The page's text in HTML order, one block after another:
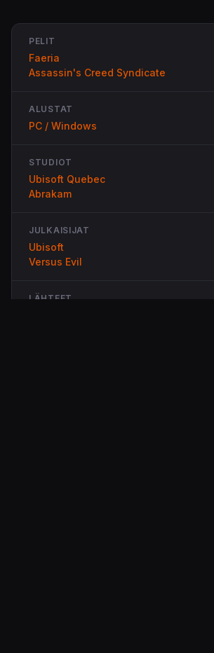
PELIT
Faeria
Assassin's Creed Syndicate
ALUSTAT
PC / Windows
STUDIOT
Ubisoft Quebec
Abrakam
JULKAISIJAT
Ubisoft
Versus Evil
LÄHTEET